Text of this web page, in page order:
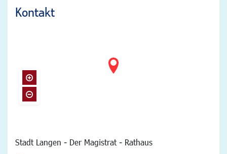
Kontakt
Stadt Langen - Der Magistrat - Rathaus